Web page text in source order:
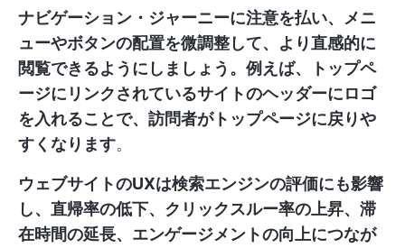
ナビゲーション・ジャーニーに注意を払い、メニ
ューやボタンの配置を微調整して、より直感的に
閲覧できるようにしましょう。例えば、トップペ
ージにリンクされているサイトのヘッダーにロゴ
を入れることで、訪問者がトップページに戻りや
すくなります。
ウェブサイトのUXは検索エンジンの評価にも影響
し、直帰率の低下、クリックスルー率の上昇、滞
在時間の延長、エンゲージメントの向上につなが